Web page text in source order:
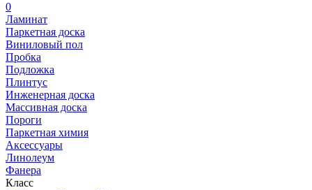
0
Ламинат
Паркетная доска
Виниловый пол
Пробка
Подложка
Плинтус
Инженерная доска
Массивная доска
Пороги
Паркетная химия
Аксессуары
Линолеум
Фанера
Класс